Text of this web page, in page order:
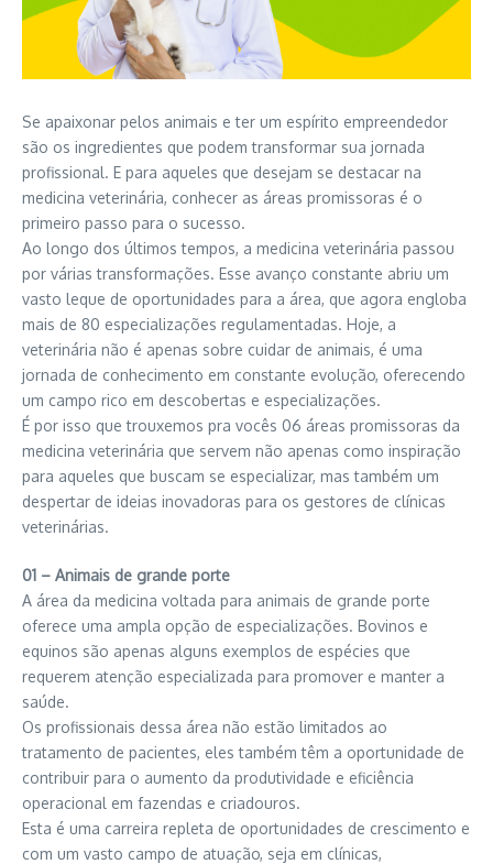
Se apaixonar pelos animais e ter um espírito empreendedor
são os ingredientes que podem transformar sua jornada
profissional. E para aqueles que desejam se destacar na
medicina veterinária, conhecer as áreas promissoras é o
primeiro passo para o sucesso.
Ao longo dos últimos tempos, a medicina veterinária passou
por várias transformações. Esse avanço constante abriu um
vasto leque de oportunidades para a área, que agora engloba
mais de 80 especializações regulamentadas. Hoje, a
veterinária não é apenas sobre cuidar de animais, é uma
jornada de conhecimento em constante evolução, oferecendo
um campo rico em descobertas e especializações.
É por isso que trouxemos pra vocês 06 áreas promissoras da
medicina veterinária que servem não apenas como inspiração
para aqueles que buscam se especializar, mas também um
despertar de ideias inovadoras para os gestores de clínicas
veterinárias.
01 – Animais de grande porte
A área da medicina voltada para animais de grande porte
oferece uma ampla opção de especializações. Bovinos e
equinos são apenas alguns exemplos de espécies que
requerem atenção especializada para promover e manter a
saúde.
Os profissionais dessa área não estão limitados ao
tratamento de pacientes, eles também têm a oportunidade de
contribuir para o aumento da produtividade e eficiência
operacional em fazendas e criadouros.
Esta é uma carreira repleta de oportunidades de crescimento e
com um vasto campo de atuação, seja em clínicas,